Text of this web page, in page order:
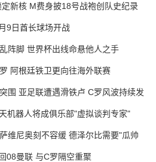
新核 M费身披18号战袍创队史纪录
9日酋长球场开战
阵脚 世界杯出线命悬他人之手
阿根廷铁卫更向往海外联赛
围 亚足联遭遇滑铁卢 C罗风波持续发
机器人将成俱乐部"虚拟谈判专家"
维尼奥刻不容缓 德泽尔比需要"瓜帅
08曼联 与C罗隔空重聚